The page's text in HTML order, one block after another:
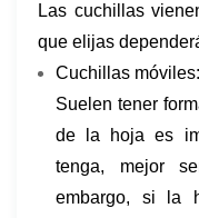
Las cuchillas
que elijas
Cuchillas móviles:
Suelen tener
de la hoja es
tenga, mejor
embargo, si la